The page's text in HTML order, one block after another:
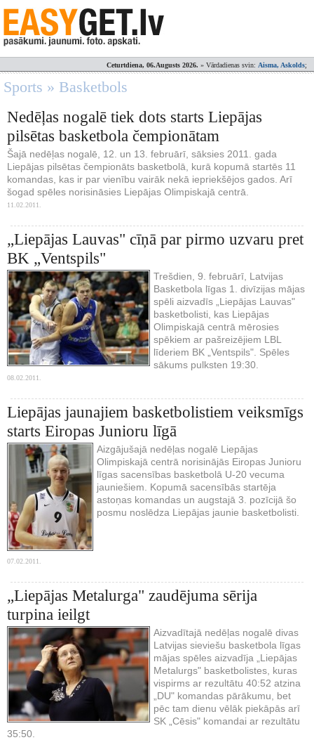
Ceturtdiena, 06.Augusts 2026. » Vārdadienas svin: Aisma, Askolds;
Sports » Basketbols
Nedēļas nogalē tiek dots starts Liepājas
pilsētas basketbola čempionātam
Šajā nedēļas nogalē, 12. un 13. februārī, sāksies 2011. gada
Liepājas pilsētas čempionāts basketbolā, kurā kopumā startēs 11
komandas, kas ir par vienību vairāk nekā iepriekšējos gados. Arī
šogad spēles norisināsies Liepājas Olimpiskajā centrā.
11.02.2011.
„Liepājas Lauvas" cīņā par pirmo uzvaru pret
BK „Ventspils"
Trešdien, 9. februārī, Latvijas
Basketbola līgas 1. divīzijas mājas
spēli aizvadīs „Liepājas Lauvas"
basketbolisti, kas Liepājas
Olimpiskajā centrā mērosies
spēkiem ar pašreizējiem LBL
līderiem BK „Ventspils". Spēles
sākums pulksten 19:30.
08.02.2011.
Liepājas jaunajiem basketbolistiem veiksmīgs
starts Eiropas Junioru līgā
Aizgājušajā nedēļas nogalē Liepājas
Olimpiskajā centrā norisinājās Eiropas Junioru
līgas sacensības basketbolā U-20 vecuma
jauniešiem. Kopumā sacensībās startēja
astoņas komandas un augstajā 3. pozīcijā šo
posmu noslēdza Liepājas jaunie basketbolisti.
07.02.2011.
„Liepājas Metalurga" zaudējuma sērija
turpina ieilgt
Aizvadītajā nedēļas nogalē divas
Latvijas sieviešu basketbola līgas
mājas spēles aizvadīja „Liepājas
Metalurgs" basketbolistes, kuras
vispirms ar rezultātu 40:52 atzina
„DU" komandas pārākumu, bet
pēc tam dienu vēlāk piekāpās arī
SK „Cēsis" komandai ar rezultātu
35:50.